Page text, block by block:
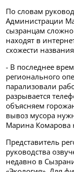
По словам
Администрации
сызранцам сложно
находят в
схожести
- В последнее
регионального
парализовали
разрывается
объясняем
вывоз мусора
Марина Комарова
Представитель
руководства
недавно в